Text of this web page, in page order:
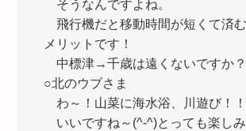
そうなんですよね。
飛行機だと移動時間が短くて済
メリットです！
中標津→千歳は遠くないですか？
○北のウブさま
わ～！山菜に海水浴、川遊び！！
いいですね～(^-^)とっても楽し